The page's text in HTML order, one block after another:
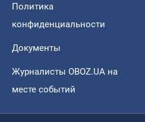
Политика
конфиденциальности
Документы
Журналисты OBOZ.UA на
месте событий